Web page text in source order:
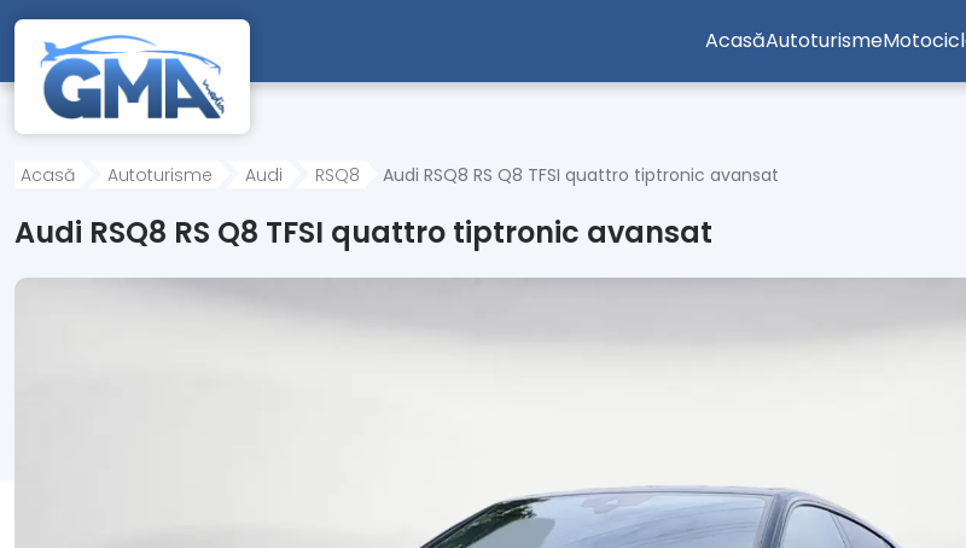
Mergi direct la conținutul principal
AcasăAutoturisme
Acasă Autoturisme Audi RSQ8 Audi RSQ8 RS Q8 TFSI quattro tiptronic avansat
Audi RSQ8 RS Q8 TFSI quattro tiptronic avansat